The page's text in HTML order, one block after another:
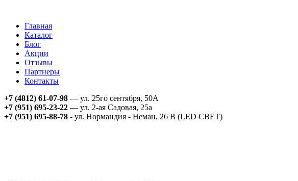
Главная
Каталог
Блог
Акции
Отзывы
Партнеры
Контакты
+7 (4812) 61-07-98 — ул. 25го сентября, 50А
+7 (951) 695-23-22 — ул. 2-ая Садовая, 25а
+7 (951) 695-88-78 - ул. Нормандия - Неман, 26 В (LED СВЕТ)